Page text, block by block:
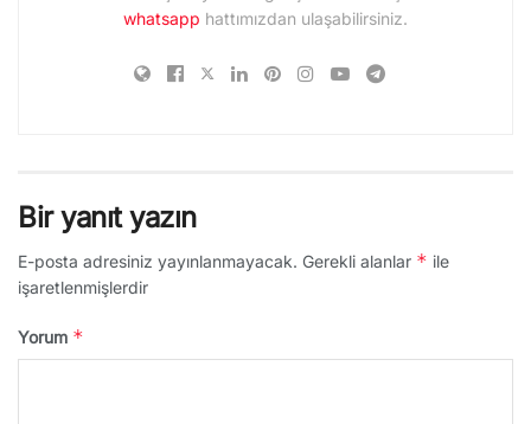
whatsapp hattımızdan ulaşabilirsiniz.
Bir yanıt yazın
E-posta adresiniz yayınlanmayacak. Gerekli alanlar * ile
işaretlenmişlerdir
Yorum *